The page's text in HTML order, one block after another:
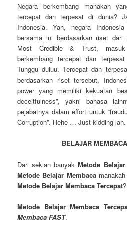
Negara berkembang manakah
tercepat dan terpesat di dunia?
Indonesia. Yah, negara
bersama ini berdasarkan riset
Most Credible & Trust,
berkembang tercepat dan
Tunggu duluu. Tercepat dan
berdasarkan riset tersebut,
power yang memiliki kekuatan
deceitfulness”, yakni bahasa
pejabatnya dalam effort untuk
Corruption”. Hehe … Just kidding lah.
BELAJAR
Dari sekian banyakMetode
Metode Belajar Membacamanakah
Metode Belajar Membaca Tercepat?
Metode Belajar Membaca
Membaca FAST.